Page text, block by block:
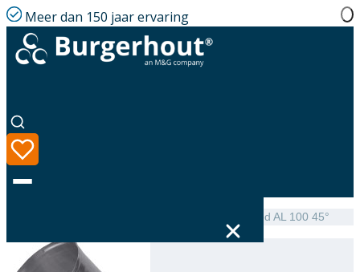
Meer dan 150 jaar ervaring
NEN 7203 Elbow single-walled AL 100 45°